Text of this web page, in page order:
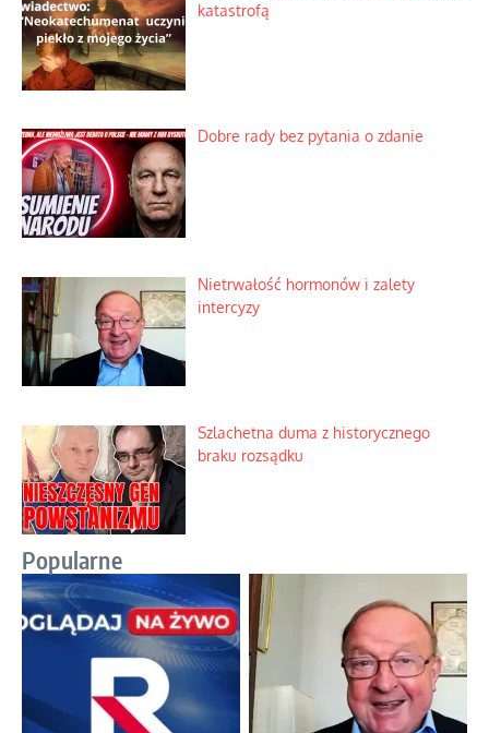
katastrofą
Dobre rady bez pytania o zdanie
Nietrwałość hormonów i zalety
intercyzy
Szlachetna duma z historycznego
braku rozsądku
Popularne